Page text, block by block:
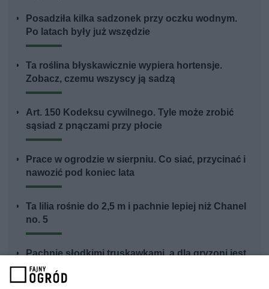
Posadziła kilka sadzonek przy oczku wodnym.
Po latach były już wszędzie
Ta roślina błyskawicznie wypiera hortensje.
Zobacz, czemu wszyscy ją sadzą
Art. 150 Kodeksu cywilnego. Tyle może zrobić
sąsiad z pnączami przy płocie
Prace w ogrodzie w sierpniu. Co siać, przycinać i
nawozić pod koniec lata
Ta lilia rośnie do 2,5 m i pachnie lepiej niż Chanel
no. 5
Pachnie słodkimi truskawkami, a dla gryzoni jest
koszmarem. Zapomniany krzew podbija ogrody